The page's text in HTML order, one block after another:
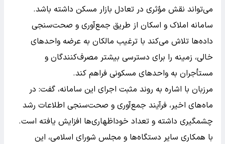
می‌تواند نقش مؤثری در تعادل بازار مسکن داشته باشد.
سامانه املاک و اسکان از طریق جمع‌آوری و صحت‌سنجی
داده‌ها تلاش می‌کند با ترغیب مالکان به عرضه واحدهای
خالی، زمینه را برای دسترسی بیشتر مصرف‌کنندگان و
مستأجران به واحدهای مسکونی فراهم کند.
مرزبان با اشاره به روند مثبت اجرای این سامانه، گفت: در
ماه‌های اخیر، فرآیند جمع‌آوری و صحت‌سنجی اطلاعات رشد
چشمگیری داشته و تعداد خوداظهاری‌ها افزایش یافته است.
با همکاری سایر دستگاه‌ها و مجلس شورای اسلامی، این